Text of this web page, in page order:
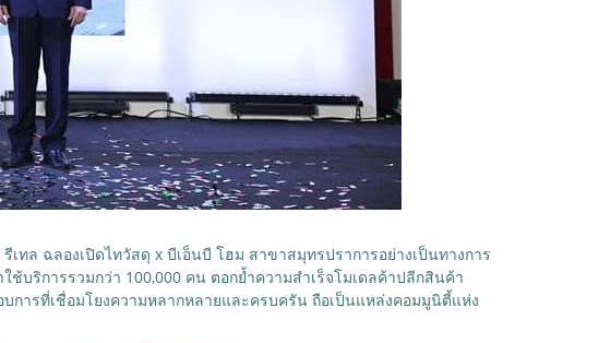
ล ฉลองเปิดไทวัสดุ x บีเอ็นบี โฮม สาขาสมุทรปราการอย่างเป็นทางการ
บริการรวมกว่า 100,000 คน ตอกย้ำความสำเร็จโมเดลค้าปลีกสินค้า
การที่เชื่อมโยงความหลากหลายและครบครัน ถือเป็นแหล่งคอมมูนิตี้แห่ง